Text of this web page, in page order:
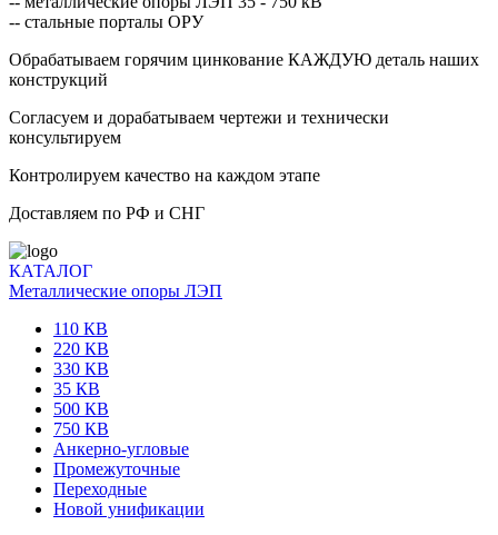
-- стальные порталы ОРУ
Обрабатываем горячим цинкование КАЖДУЮ деталь наших
конструкций
Согласуем и дорабатываем чертежи и технически
консультируем
Контролируем качество на каждом этапе
Доставляем по РФ и СНГ
КАТАЛОГ
Металлические опоры ЛЭП
110 КВ
220 КВ
330 КВ
35 КВ
500 КВ
750 КВ
Анкерно-угловые
Промежуточные
Переходные
Новой унификации